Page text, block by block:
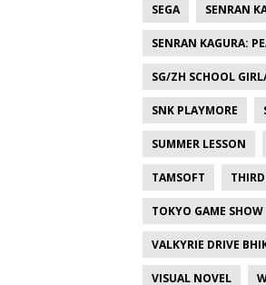
SEGA SENRAN
SENRAN KAGURA:
SG/ZH SCHOOL
SNK PLAYMORE
SUMMER LESSON
TAMSOFT
TOKYO GAME SHOW
VALKYRIE DRIVE
VISUAL NOVEL